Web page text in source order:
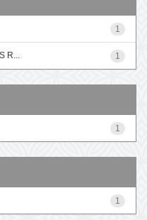
1
1
R...
1
1